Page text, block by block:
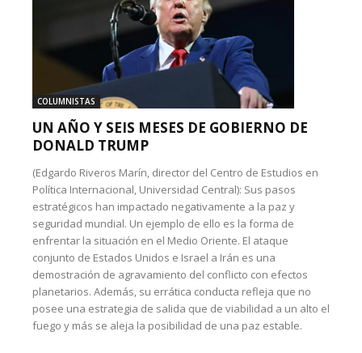
COLUMNISTAS
UN AÑO Y SEIS MESES DE GOBIERNO DE
DONALD TRUMP
(Edgardo Riveros Marín, director del Centro de Estudios en
Política Internacional, Universidad Central): Sus pasos
estratégicos han impactado negativamente a la paz y
seguridad mundial. Un ejemplo de ello es la forma de
enfrentar la situación en el Medio Oriente. El ataque
conjunto de Estados Unidos e Israel a Irán es una
demostración de agravamiento del conflicto con efectos
planetarios. Además, su errática conducta refleja que no
posee una estrategia de salida que de viabilidad a un alto el
fuego y más se aleja la posibilidad de una paz estable.